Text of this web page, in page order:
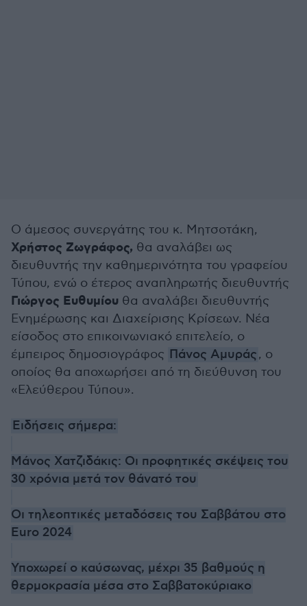
Ο άμεσος συνεργάτης του κ. Μητσοτάκη,
Χρήστος Ζωγράφος, θα αναλάβει ως
διευθυντής την καθημερινότητα του γραφείου
Τύπου, ενώ ο έτερος αναπληρωτής διευθυντής
Γιώργος Ευθυμίου θα αναλάβει διευθυντής
Ενημέρωσης και Διαχείρισης Κρίσεων. Νέα
είσοδος στο επικοινωνιακό επιτελείο, ο
έμπειρος δημοσιογράφος Πάνος Αμυράς, ο
οποίος θα αποχωρήσει από τη διεύθυνση του
«Ελεύθερου Τύπου».
Ειδήσεις σήμερα:
Μάνος Χατζιδάκις: Οι προφητικές σκέψεις του
30 χρόνια μετά τον θάνατό του
Οι τηλεοπτικές μεταδόσεις του Σαββάτου στο
Euro 2024
Υποχωρεί ο καύσωνας, μέχρι 35 βαθμούς η
θερμοκρασία μέσα στο Σαββατοκύριακο